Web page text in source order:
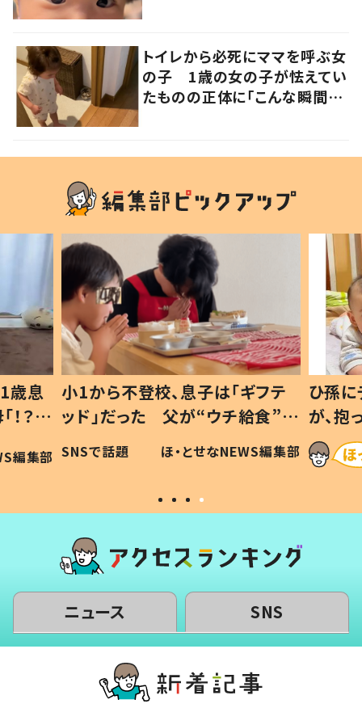
トイレから必死にママを呼ぶ女
の子 1歳の女の子が怯えてい
たものの正体に「こんな瞬間
歳息
？」
編集部
小1から不登校、息子は「ギフテ
ッド」だった 父が“ウチ給食”を
作り続ける理由とは #令和の親
#令和の子
SNSで話題 ほ・とせなNEWS編集部
ひ孫
が、
「涙が
い」
ニュース SNS